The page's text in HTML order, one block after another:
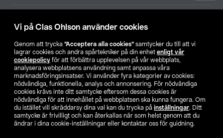
Vi på Clas Ohlson använder cookies
Genom att trycka ”Acceptera alla cookies” samtycker du till att vi
lagrar cookies och andra spårtekniker på din enhet enligt vår
cookiepolicy för att förbättra upplevelsen på vår webbplats,
analysera webbplatsens användning samt anpassa våra
marknadsföringsinsatser. Vi använder fyra kategorier av cookies:
nödvändiga, funktionella, analys och annonsering. För nödvändiga
cookies krävs inte ditt samtycke eftersom dessa cookies är
nödvändiga för att innehållet på webbplatsen ska kunna fungera. Om
du istället vill skräddarsy dina val kan du trycka på inställningar. Ditt
samtycke är frivilligt och kan återkallas när som helst genom att du
ändrar i dina cookie-inställningar eller kontaktar oss för guidning.
Hitta butik
SE NO FI